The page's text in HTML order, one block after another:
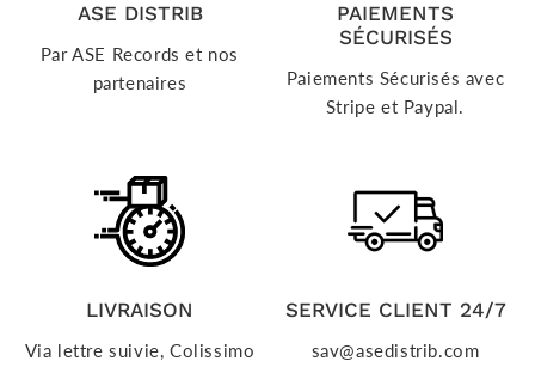
ASE DISTRIB
Par ASE Records et nos
partenaires
PAIEMENTS
SÉCURISÉS
Paiements Sécurisés avec
Stripe et Paypal.
LIVRAISON
Via lettre suivie, Colissimo
SERVICE CLIENT 24/7
sav@asedistrib.com